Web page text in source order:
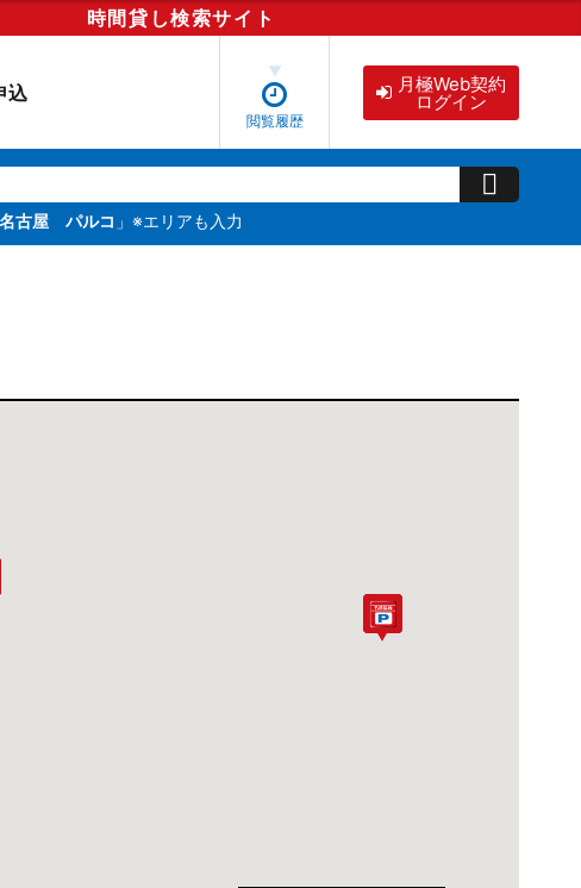
時間貸し検索サイト
込
閲覧履歴
月極Web契約
ログイン
名古屋 パルコ 」※エリアも入力